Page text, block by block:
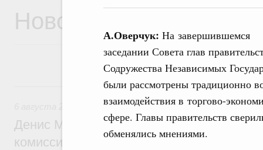
А.Оверчук: На завершившемся
заседании Совета глав
Содружества Независимых
были рассмотрены традиционно
взаимодействия в торгово-
сфере. Главы правительств
обменялись мнениями.
Новости
6 августа, четверг
Общие вопросы промышленной политики
Денис Мантуров провёл заседание
комиссии по промышленности